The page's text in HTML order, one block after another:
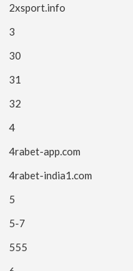
2xsport.info
3
30
31
32
4
4rabet-app.com
4rabet-india1.com
5
5-7
555